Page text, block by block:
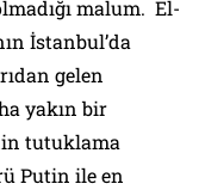
malum. El-
İstanbul’da
gelen
yakın bir
tutuklama
Putin ile en